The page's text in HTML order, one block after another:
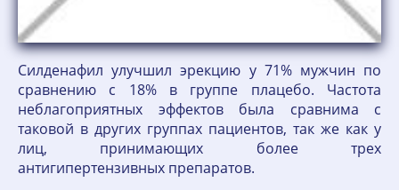
Силденафил улучшил эрекцию у 71% мужчин по
сравнению с 18% в группе плацебо. Частота
неблагоприятных эффектов была сравнима с
таковой в других группах пациентов, так же как у
лиц, принимающих более трех
антигипертензивных препаратов.